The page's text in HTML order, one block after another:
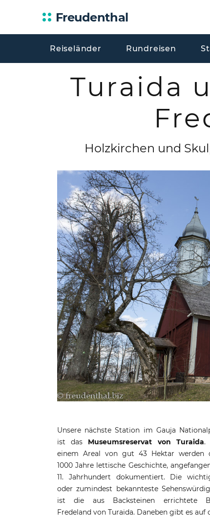
Freudenthal
Reiseländer Rundreisen
Turaida
Holzkirchen und
Unsere nächste Station im Gauja
ist das Museumsreservat von Turaida.
einem Areal von gut 43 Hektar werden
1000 Jahre lettische Geschichte,
11. Jahrhundert dokumentiert. Die
oder zumindest bekannteste
ist die aus Backsteinen errichtete
Fredeland von Turaida. Daneben gibt es auf